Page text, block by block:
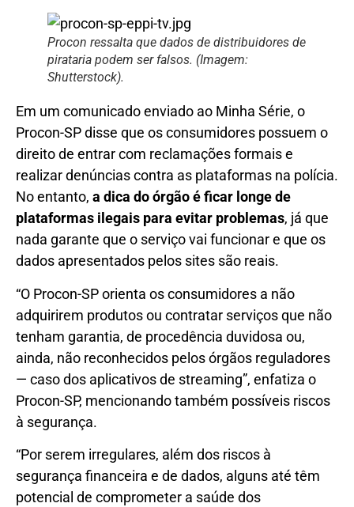
Procon ressalta que dados de distribuidores de
pirataria podem ser falsos. (Imagem:
Shutterstock).
Em um comunicado enviado ao Minha Série, o
Procon-SP disse que os consumidores possuem o
direito de entrar com reclamações formais e
realizar denúncias contra as plataformas na polícia.
No entanto, a dica do órgão é ficar longe de
plataformas ilegais para evitar problemas, já que
nada garante que o serviço vai funcionar e que os
dados apresentados pelos sites são reais.
“O Procon-SP orienta os consumidores a não
adquirirem produtos ou contratar serviços que não
tenham garantia, de procedência duvidosa ou,
ainda, não reconhecidos pelos órgãos reguladores
— caso dos aplicativos de streaming”, enfatiza o
Procon-SP, mencionando também possíveis riscos
à segurança.
“Por serem irregulares, além dos riscos à
segurança financeira e de dados, alguns até têm
potencial de comprometer a saúde dos